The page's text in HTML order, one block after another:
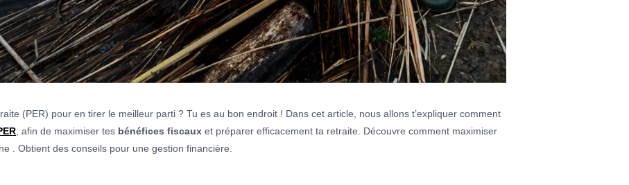
(PER) pour en tirer le meilleur parti ? Tu es au bon endroit ! Dans cet article, nous allons t’expliquer comment
, afin de maximiser tes bénéfices fiscaux et préparer efficacement ta retraite. Découvre comment maximiser
. Obtient des conseils pour une gestion financière.